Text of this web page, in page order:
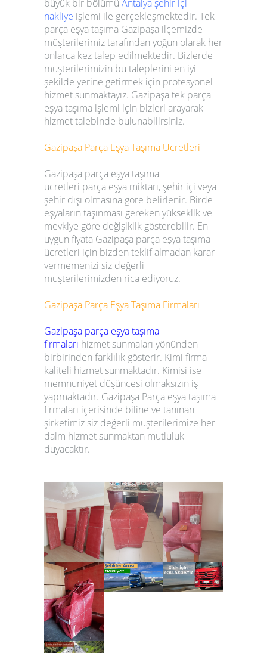
büyük bir bölümü Antalya şehir içi
nakliye işlemi ile gerçekleşmektedir. Tek
parça eşya taşıma Gazipaşa ilçemizde
müşterilerimiz tarafından yoğun olarak her
onlarca kez talep edilmektedir. Bizlerde
müşterilerimizin bu taleplerini en iyi
şekilde yerine getirmek için profesyonel
hizmet sunmaktayız. Gazipaşa tek parça
eşya taşıma işlemi için bizleri arayarak
hizmet talebinde bulunabilirsiniz.
Gazipaşa Parça Eşya Taşıma Ücretleri
Gazipaşa parça eşya taşıma
ücretleri parça eşya miktarı, şehir içi veya
şehir dışı olmasına göre belirlenir. Birde
eşyaların taşınması gereken yükseklik ve
mevkiye göre değişiklik gösterebilir. En
uygun fiyata Gazipaşa parça eşya taşıma
ücretleri için bizden teklif almadan karar
vermemenizi siz değerli
müşterilerimizden rica ediyoruz.
Gazipaşa Parça Eşya Taşıma Firmaları
Gazipaşa parça eşya taşıma
firmaları hizmet sunmaları yönünden
birbirinden farklılık gösterir. Kimi firma
kaliteli hizmet sunmaktadır. Kimisi ise
memnuniyet düşüncesi olmaksızın iş
yapmaktadır. Gazipaşa Parça eşya taşıma
firmaları içerisinde biline ve tanınan
şirketimiz siz değerli müşterilerimize her
daim hizmet sunmaktan mutluluk
duyacaktır.